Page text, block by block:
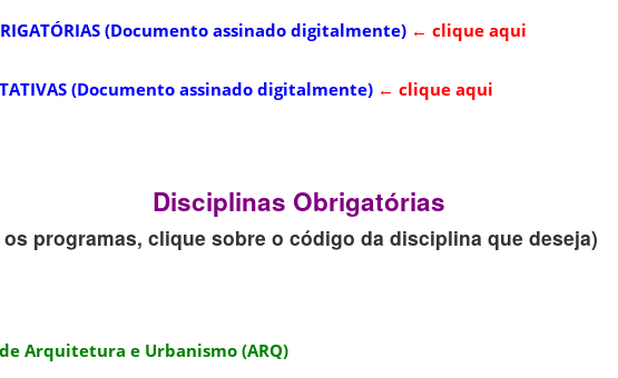
(Documento assinado digitalmente) ← clique aqui
(Documento assinado digitalmente) ← clique aqui
Disciplinas Obrigatórias
programas, clique sobre o código da disciplina que deseja)
Arquitetura e Urbanismo (ARQ)